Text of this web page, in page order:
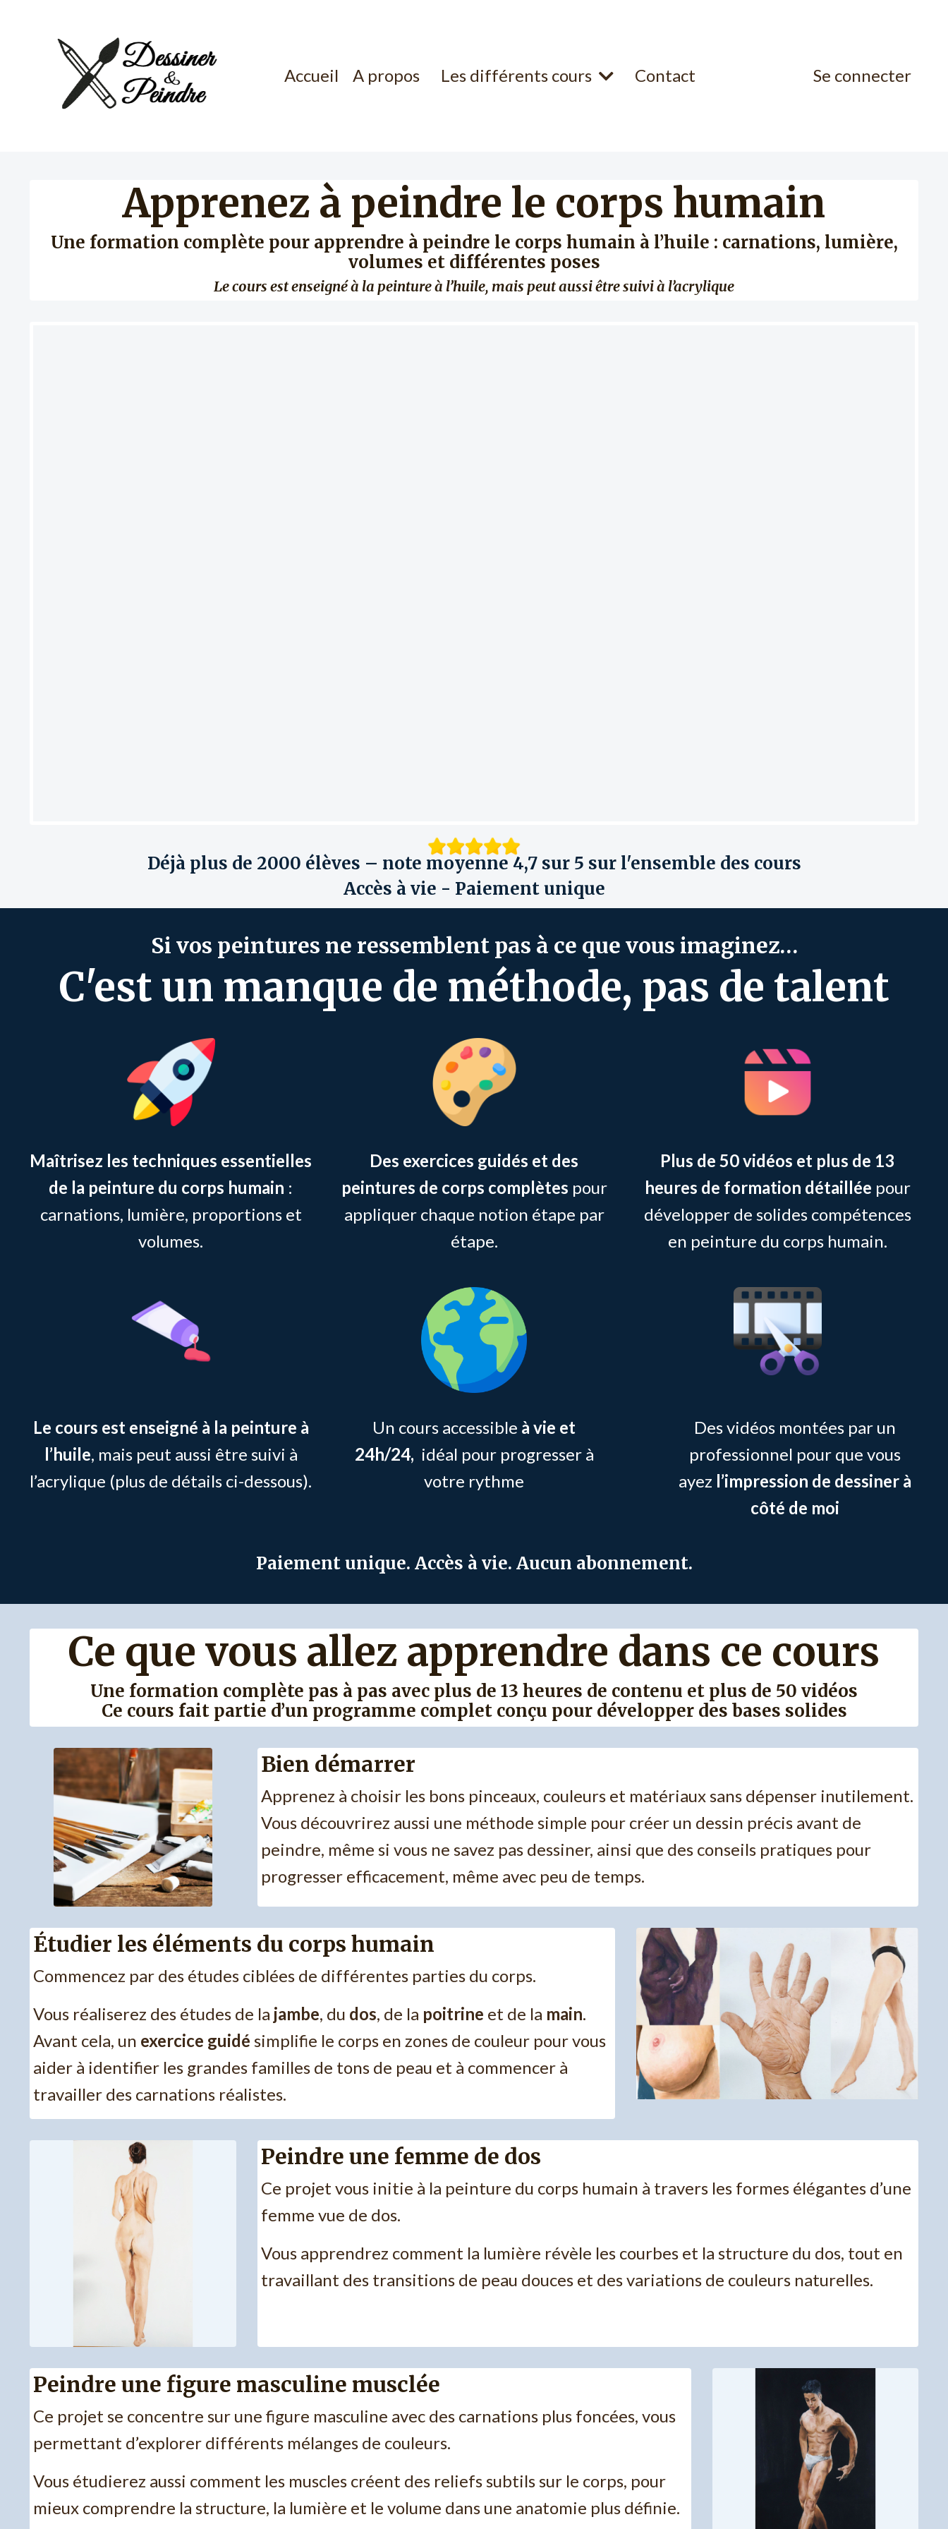
Accueil A propos Les différents cours Contact Se connecter
Apprenez à peindre le corps humain
Une formation complète pour apprendre à peindre le corps humain à l’huile : carnations, lumière,
volumes et différentes poses
Le cours est enseigné à la peinture à l’huile, mais peut aussi être suivi à l’acrylique
Déjà plus de 2000 élèves – note moyenne 4,7 sur 5 sur l'ensemble des cours
Accès à vie - Paiement unique
Si vos peintures ne ressemblent pas à ce que vous imaginez…
C'est un manque de méthode, pas de talent
Maîtrisez les techniques essentielles
de la peinture du corps humain :
carnations, lumière, proportions et
volumes.
Des exercices guidés et des
peintures de corps complètes pour
appliquer chaque notion étape par
étape.
Plus de 50 vidéos et plus de 13
heures de formation détaillée pour
développer de solides compétences
en peinture du corps humain.
Le cours est enseigné à la peinture à
l’huile, mais peut aussi être suivi à
l’acrylique (plus de détails ci-dessous).
Un cours accessible à vie et
24h/24, idéal pour progresser à
votre rythme
Des vidéos montées par un
professionnel pour que vous
ayez l’impression de dessiner à
côté de moi
Paiement unique. Accès à vie. Aucun abonnement.
Ce que vous allez apprendre dans ce cours
Une formation complète pas à pas avec plus de 13 heures de contenu et plus de 50 vidéos
Ce cours fait partie d’un programme complet conçu pour développer des bases solides
Bien démarrer
Apprenez à choisir les bons pinceaux, couleurs et matériaux sans dépenser inutilement.
Vous découvrirez aussi une méthode simple pour créer un dessin précis avant de
peindre, même si vous ne savez pas dessiner, ainsi que des conseils pratiques pour
progresser efficacement, même avec peu de temps.
Étudier les éléments du corps humain
Commencez par des études ciblées de différentes parties du corps.
Vous réaliserez des études de la jambe, du dos, de la poitrine et de la main.
Avant cela, un exercice guidé simplifie le corps en zones de couleur pour vous
aider à identifier les grandes familles de tons de peau et à commencer à
travailler des carnations réalistes.
Peindre une femme de dos
Ce projet vous initie à la peinture du corps humain à travers les formes élégantes d’une
femme vue de dos.
Vous apprendrez comment la lumière révèle les courbes et la structure du dos, tout en
travaillant des transitions de peau douces et des variations de couleurs naturelles.
Peindre une figure masculine musclée
Ce projet se concentre sur une figure masculine avec des carnations plus foncées, vous
permettant d’explorer différents mélanges de couleurs.
Vous étudierez aussi comment les muscles créent des reliefs subtils sur le corps, pour
mieux comprendre la structure, la lumière et le volume dans une anatomie plus définie.